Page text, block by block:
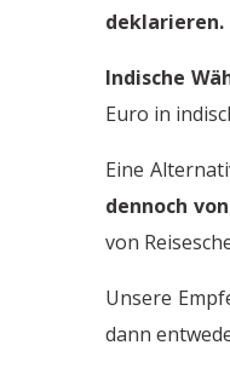
deklarieren.
Indische
Euro in
Eine
dennoch
von
Unsere
dann